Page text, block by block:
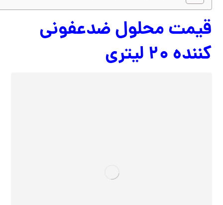
قیمت محلول ضدعفونی
کننده ۲۰ لیتری